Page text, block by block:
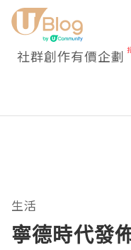
社群創作有價企劃
生活
寧德時代發